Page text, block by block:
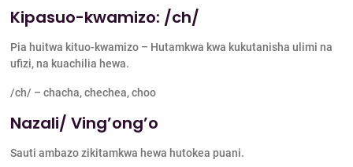
Kipasuo-kwamizo: /ch/
Pia huitwa kituo-kwamizo – Hutamkwa kwa kukutanisha ulimi na
ufizi, na kuachilia hewa.
/ch/ – chacha, chechea, choo
Nazali/ Ving’ong’o
Sauti ambazo zikitamkwa hewa hutokea puani.